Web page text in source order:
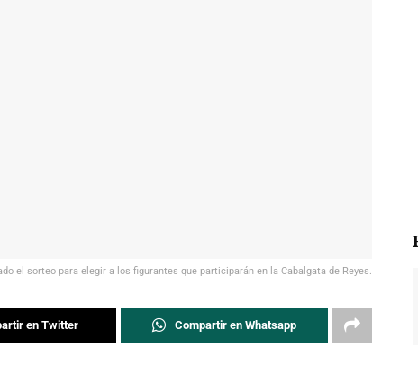
el sorteo para elegir a los figurantes que participarán en la Cabalgata de Reyes.
en Twitter Compartir en Whatsapp